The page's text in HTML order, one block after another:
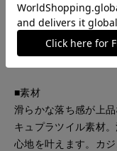
き心地です。ウエス
調整ができます。つ
風合いが大人なスタ
着用していただけま
■素材
滑らかな落ち感が上
キュプラツイル素材
心地を叶えます。カ